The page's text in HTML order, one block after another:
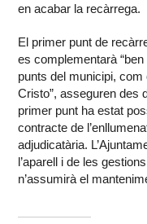
en acabar la recàrrega.
El primer punt de
es complementarà
punts del municipi,
Cristo”, asseguren des
primer punt ha estat
contracte de
adjudicatària.
l’aparell i de les
n’assumirà el